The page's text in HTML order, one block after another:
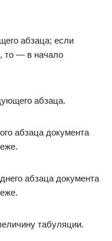
абзаца; если
то — в начало
абзаца.
абзаца документа
абзаца документа
табуляции.